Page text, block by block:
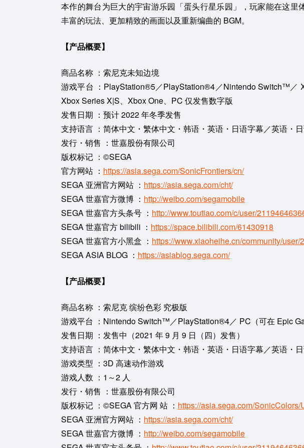
本作的舞台为巨大的宇宙游乐园「蛋头行星乐园」，玩家能在这里
丰富的玩法、更加精致的画面以及重新编曲的 BGM。
【产品概要】
商品名称 ：索尼克未知边境
游戏平台 ：PlayStation®5／PlayStation®4／Nintendo Switch™／
Xbox Series X|S、Xbox One、PC 仅发售数字版
发售日期 ：预计 2022 年冬季发售
支持语言 ：简体中文・繁体中文・韩语・英语・日语字幕／英语・
发行・销售 ：世嘉股份有限公司
版权标记 ：©SEGA
官方网站 ： https://asia.sega.com/SonicFrontiers/cn/
SEGA 亚洲官方网站 ： https://asia.sega.com/cht/
SEGA 世嘉官方微博 ： http://weibo.com/segamobile
SEGA 世嘉官方头条号 ： http://www.toutiao.com/c/user/
SEGA 世嘉官方 bilibili ： https://space.bilibili.com/61430918
SEGA 世嘉官方小黑盒 ： https://www.xiaoheihe.cn/community/user/
SEGA ASIA BLOG ： https://asiablog.sega.com/
【产品概要】
商品名称 ：索尼克 缤纷色彩 究极版
游戏平台 ：Nintendo Switch™／PlayStation®4／ PC（可在 Epic
发售日期 ：发售中（2021 年 9 月 9 日（四）发售）
支持语言 ：简体中文・繁体中文・韩语・英语・日语字幕／英语・
游戏类型 ：3D 高速动作游戏
游戏人数 ：1～2 人
发行・销售 ：世嘉股份有限公司
版权标记 ：©SEGA 官方网 站 ： https://asia.sega.com/SonicColors/
SEGA 亚洲官方网站 ： https://asia.sega.com/cht/
SEGA 世嘉官方微博 ： http://weibo.com/segamobile